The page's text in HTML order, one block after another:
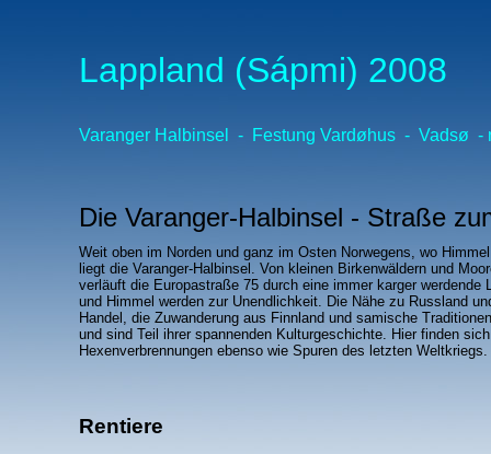
Lappland (Sápmi) 2008
Varanger Halbinsel - Festung Vardøhus - Vadsø -
Die Varanger-Halbinsel - Straße
Weit oben im Norden und ganz im Osten Norwegens, wo
liegt die Varanger-Halbinsel. Von kleinen Birkenwäldern und
verläuft die Europastraße 75 durch eine immer karger werdende
und Himmel werden zur Unendlichkeit. Die Nähe zu Russland
Handel, die Zuwanderung aus Finnland und samische
und sind Teil ihrer spannenden Kulturgeschichte. Hier finden
Hexenverbrennungen ebenso wie Spuren des letzten Weltkriegs.
Rentiere